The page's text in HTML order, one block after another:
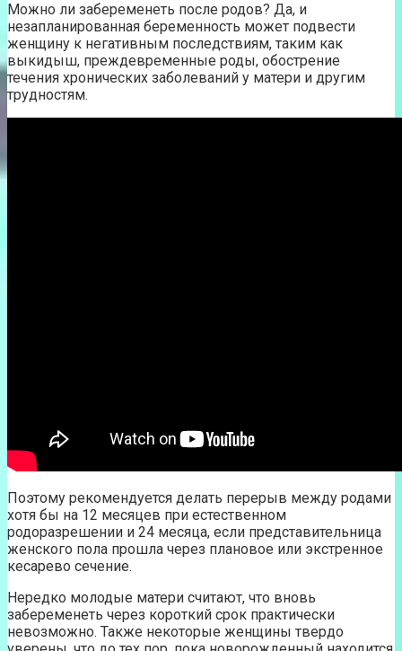
Можно ли забеременеть после родов? Да, и
незапланированная беременность может подвести
женщину к негативным последствиям, таким как
выкидыш, преждевременные роды, обострение
течения хронических заболеваний у матери и другим
трудностям.
Поэтому рекомендуется делать перерыв между родами
хотя бы на 12 месяцев при естественном
родоразрешении и 24 месяца, если представительница
женского пола прошла через плановое или экстренное
кесарево сечение.
Нередко молодые матери считают, что вновь
забеременеть через короткий срок практически
невозможно. Также некоторые женщины твердо